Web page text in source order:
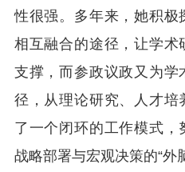
性很强。多年来，她积极
相互融合的途径，让学术
支撑，而参政议政又为学
径，从理论研究、人才
了一个闭环的工作模式
战略部署与宏观决策的“外脑